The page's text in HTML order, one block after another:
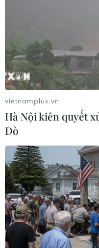
Đánh bại Thái
26/02/2022 14:27
Giành chiến thắng 1-0
kết, đội tuyển U23 Việt
giành được chức vô
vietnamplus.vn
Hà Nội kiên quyết
Đò